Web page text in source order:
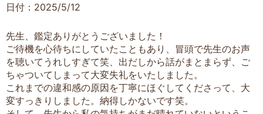
日付：2025/5/12
先生、鑑定ありがとうございました！
ご待機を心待ちにしていたこともあり、冒頭で先生のお声
を聴いてうれしすぎて笑、出だしから話がまとまらず、ご
ちゃついてしまって大変失礼をいたしました。
これまでの違和感の原因を丁寧にほぐしてくださって、大
変すっきりしました。納得しかないです笑。